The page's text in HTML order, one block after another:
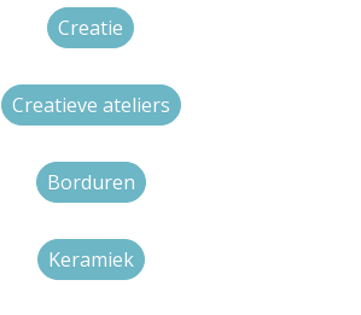
Creatie
Creatieve ateliers
Borduren
Keramiek